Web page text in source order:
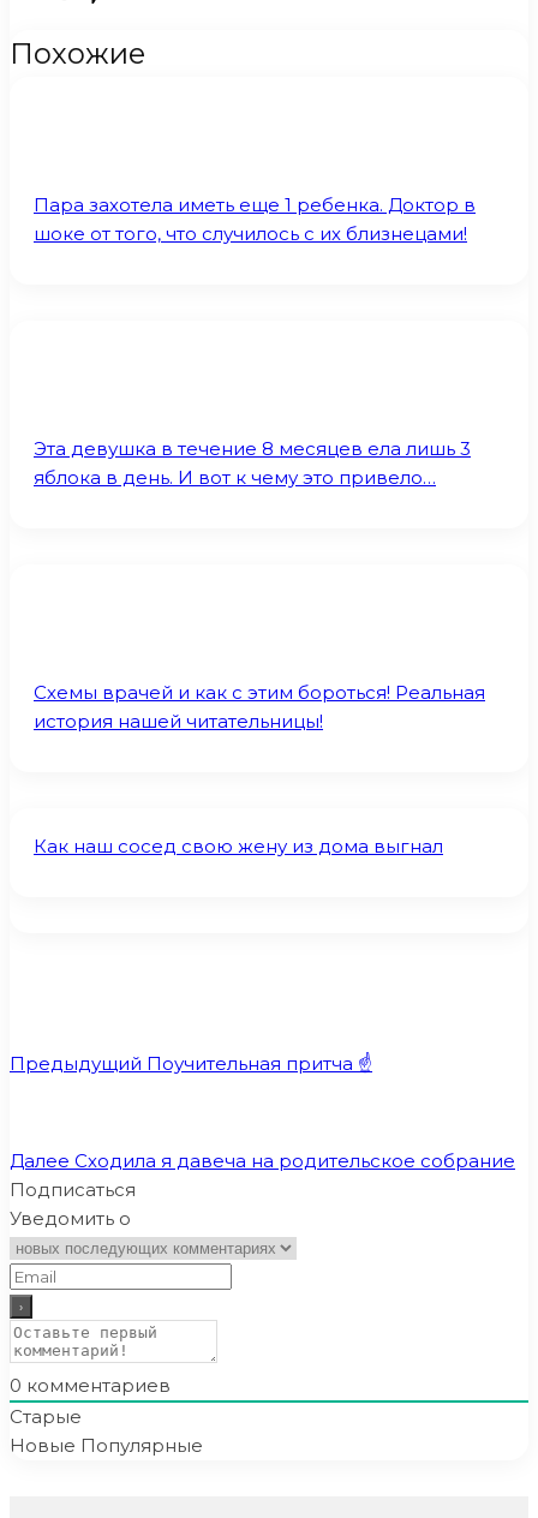
Похожие
Пара захотела иметь еще 1 ребенка. Доктор в
шоке от того, что случилось с их близнецами!
Эта девушка в течение 8 месяцев ела лишь 3
яблока в день. И вот к чему это привело…
Схемы врачей и как с этим бороться! Реальная
история нашей читательницы!
Как наш сосед свою жену из дома выгнал
Предыдущий Поучительная притча ☝
Далее Сходила я давеча на родительское собрание
Подписаться
Уведомить о
0 комментариев
Старые
Новые Популярные